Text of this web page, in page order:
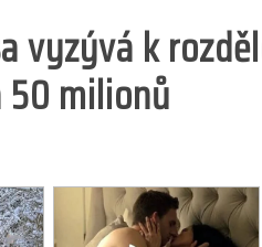
vyzývá k
milionů